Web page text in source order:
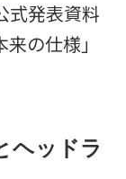
式発表資料
の仕様」
ヘッドラ